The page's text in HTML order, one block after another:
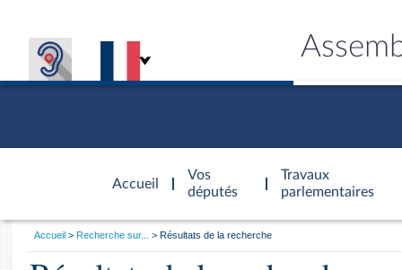
Accueil
d'accueil
Vos
députés
Travaux
parlementaires
Général
Vous
Accueil Recherche sur... Résultats de la recherche